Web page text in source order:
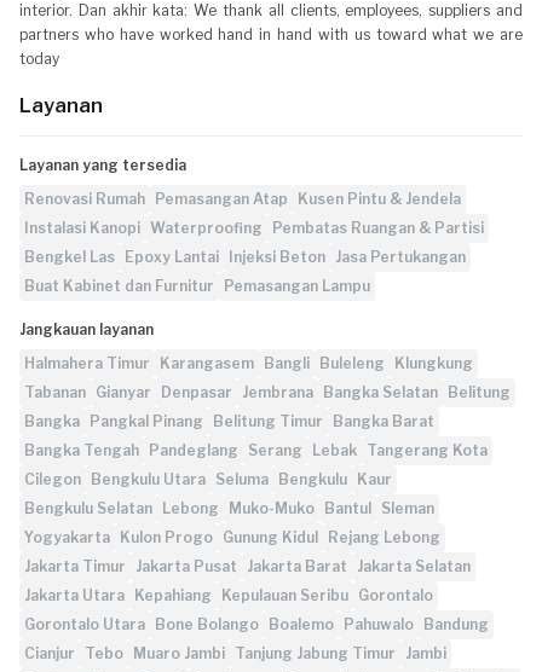
interior. Dan akhir kata: We thank all clients, employees, suppliers and
partners who have worked hand in hand with us toward what we are
today
Layanan
Layanan yang tersedia
Renovasi Rumah
Pemasangan Atap
Kusen Pintu & Jendela
Instalasi Kanopi Waterproofing
Pembatas Ruangan & Partisi
Bengkel Las
Epoxy Lantai Injeksi Beton Jasa Pertukangan
Buat Kabinet dan Furnitur
Pemasangan Lampu
Jangkauan layanan
Halmahera Timur
Karangasem Bangli Buleleng
Klungkung
Tabanan Gianyar Denpasar Jembrana Bangka Selatan
Belitung
Bangka
Pangkal Pinang Belitung Timur
Bangka Barat
Bangka Tengah
Pandeglang Serang Lebak Tangerang Kota
Cilegon
Bengkulu Utara Seluma Bengkulu
Kaur
Bengkulu Selatan
Lebong Muko-Muko Bantul
Sleman
Yogyakarta
Kulon Progo Gunung Kidul
Rejang Lebong
Jakarta Timur
Jakarta Pusat Jakarta Barat
Jakarta Selatan
Jakarta Utara
Kepahiang Kepulauan Seribu Gorontalo
Gorontalo Utara
Bone Bolango Boalemo Pahuwalo
Bandung
Cianjur
Tebo Muaro Jambi Tanjung Jabung Timur
Jambi